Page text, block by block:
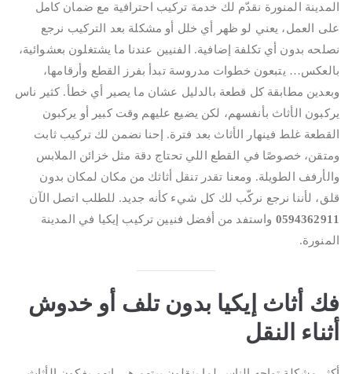
المدينة المنورة نقدّم لك خدمة تركيب احترافية مع ضمان كامل
على العمل، يعني لو ظهر أي خلل أو مشكلة بعد التركيب نرجع
نصلحه بدون أي تكلفة إضافية. الفنيين عندنا ما يشتغلون بعشوائية،
بالعكس… يتبعون خطوات مدروسة تبدأ بفرز القطع وأرقامها،
وبعدين مطابقة كل قطعة بالدليل عشان ما يصير أي خطأ. كثير ناس
يركبون الأثاث بأنفسهم، لكن يضيع عليهم وقت كبير أو يركبون
القطعة غلط فينهار الأثاث بعد فترة. إحنا نضمن لك تركيب ثابت
ومتقن، خصوصًا في القطع اللي تحتاج دقة مثل خزائن الملابس
والأرفف الطويلة. ومعنا تقدر تنقل أثاثك من مكان لمكان بدون
قلق، لأننا نرجع نركّب لك كل شيء كأنه جديد. للطلب اتصل الآن
0594362911 واستفد من أفضل فنيين تركيب إيكيا في المدينة
المنورة.
فك أثاث إيكيا بدون تلف أو خدوش
أثناء النقل